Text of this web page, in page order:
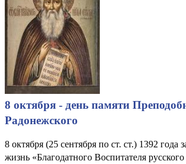
8 октября - день памяти
Радонежского
8 октября (25 сентября по ст. ст.) 1392 года
жизнь «Благодатного Воспитателя